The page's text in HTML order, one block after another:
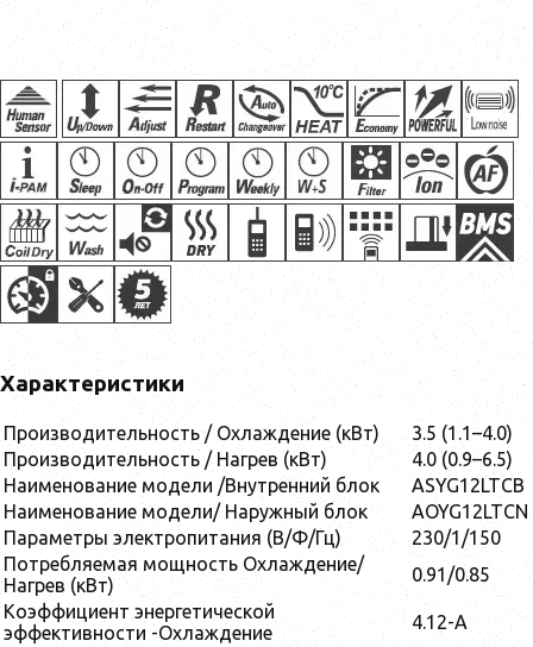
Характеристики
Производительность / Охлаждение (кВт)
3.5 (1.1–4.0)
Производительность / Нагрев (кВт)
4.0 (0.9–6.5)
Наименование модели /Внутренний блок
ASYG12LTCB
Наименование модели/ Наружный блок
AOYG12LTCN
Параметры электропитания (В/Ф/Гц)
230/1/150
Потребляемая мощность Охлаждение/
Нагрев (кВт)
0.91/0.85
Коэффициент энергетической
эффективности -Охлаждение
4.12-A